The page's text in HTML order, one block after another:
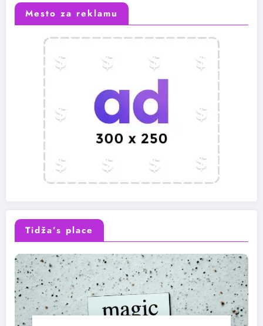
Mesto za reklamu
Tidža’s place